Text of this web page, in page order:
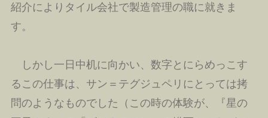
紹介によりタイル会社で製造管理の職に就きま
す。
しかし一日中机に向かい、数字とにらめっこす
るこの仕事は、サン＝テグジュペリにとっては拷
問のようなものでした（この時の体験が、『星の